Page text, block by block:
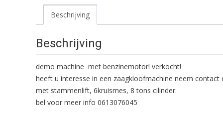
Beschrijving
Beschrijving
demo machine met benzinemotor! verkocht!
heeft u interesse in een zaagkloofmachine neem contact
met stammenlift, 6kruismes, 8 tons cilinder.
bel voor meer info 0613076045